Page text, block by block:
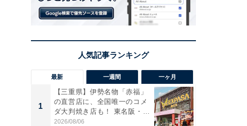
最新 一週間 一ヶ月
1
【三重県】伊勢名物「赤福」
の直営店に、全国唯一のコメ
ダ大判焼き店も！ 東名阪・
伊...
2026/08/06